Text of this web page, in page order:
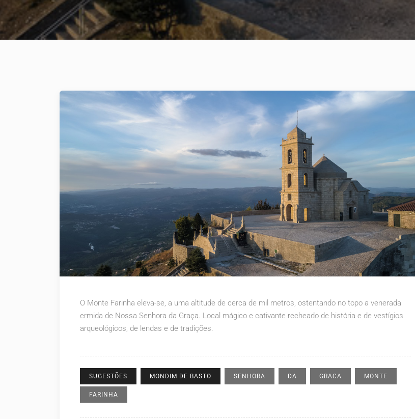
O Monte Farinha eleva-se, a uma altitude de cerca de mil metros, ostentando no topo a venerada
ermida de Nossa Senhora da Graça. Local mágico e cativante recheado de história e de vestígios
arqueológicos, de lendas e de tradições.
SUGESTÕES MONDIM DE BASTO SENHORA DA GRACA MONTE
FARINHA